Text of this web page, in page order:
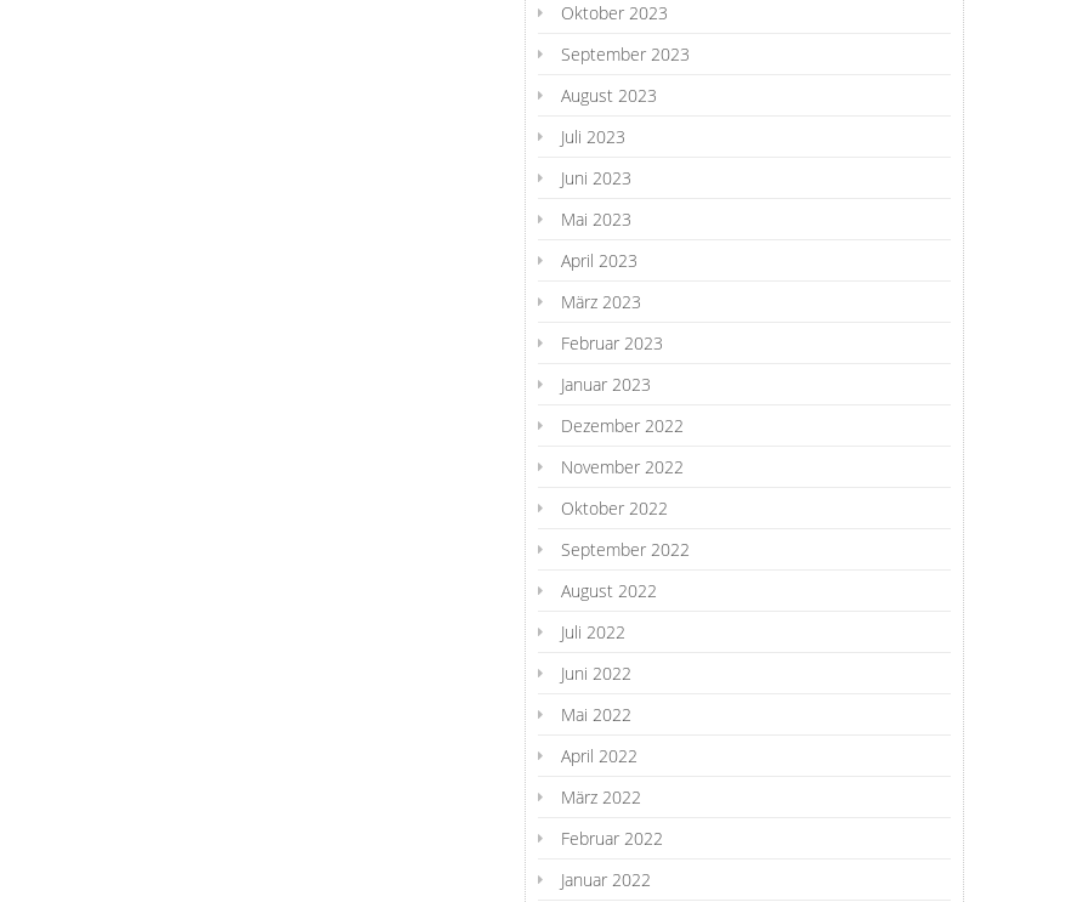
Oktober 2023
September 2023
August 2023
Juli 2023
Juni 2023
Mai 2023
April 2023
März 2023
Februar 2023
Januar 2023
Dezember 2022
November 2022
Oktober 2022
September 2022
August 2022
Juli 2022
Juni 2022
Mai 2022
April 2022
März 2022
Februar 2022
Januar 2022